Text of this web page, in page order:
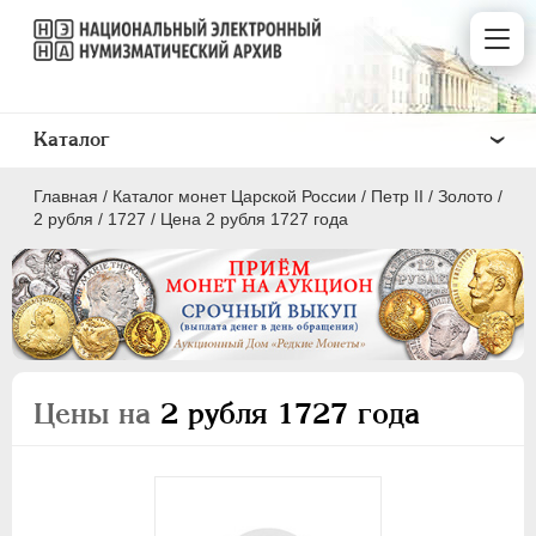
Главная / Каталог монет Царской России / Петр II / Золото /
2 рубля / 1727 / Цена 2 рубля 1727 года
Цены на 2 рубля 1727 года
Каталог
ПEТР I 1699 - 1725
ПЕТР II 1727-1729